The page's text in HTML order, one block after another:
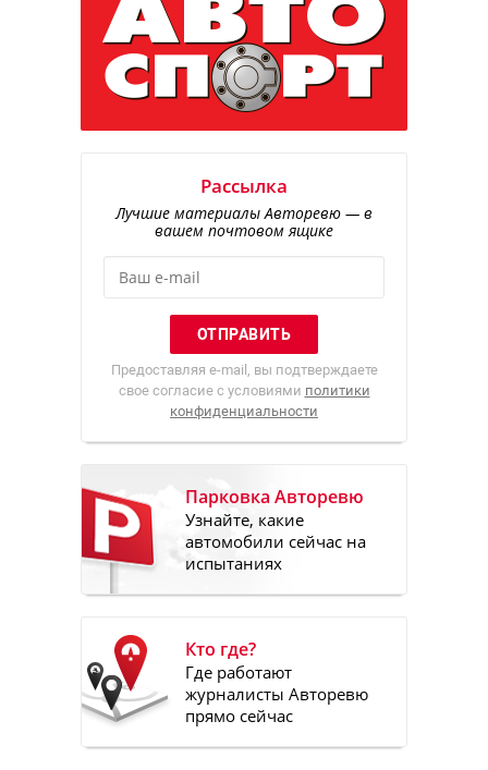
Рассылка
Лучшие материалы Авторевю — в
вашем почтовом ящике
Предоставляя e-mail, вы подтверждаете
свое согласие с условиями политики
конфиденциальности
Парковка Авторевю
Узнайте, какие
автомобили сейчас на
испытаниях
Кто где?
Где работают
журналисты Авторевю
прямо сейчас